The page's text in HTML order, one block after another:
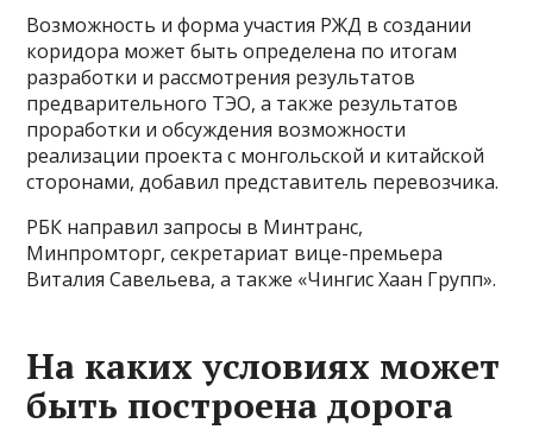
Возможность и форма участия РЖД в создании
коридора может быть определена по итогам
разработки и рассмотрения результатов
предварительного ТЭО, а также результатов
проработки и обсуждения возможности
реализации проекта с монгольской и китайской
сторонами, добавил представитель перевозчика.
РБК направил запросы в Минтранс,
Минпромторг, секретариат вице-премьера
Виталия Савельева, а также «Чингис Хаан Групп».
На каких условиях может
быть построена дорога